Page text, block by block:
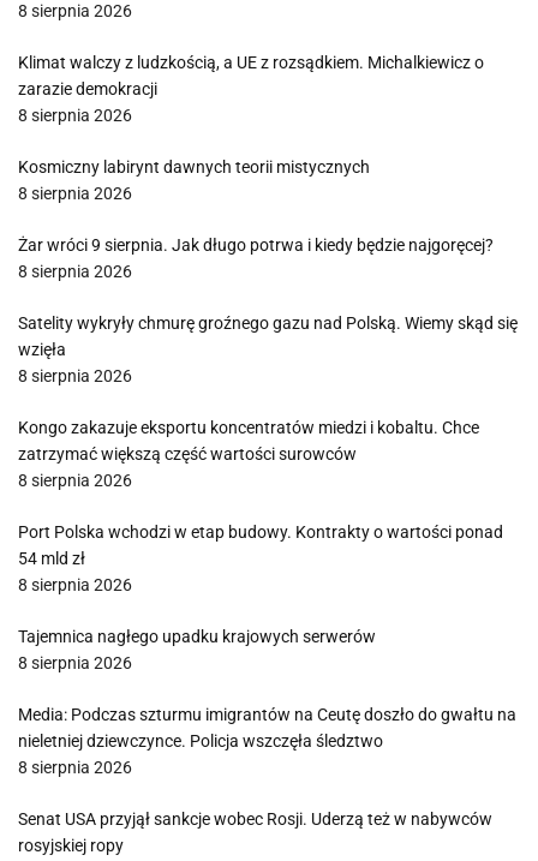
8 sierpnia 2026
Klimat walczy z ludzkością, a UE z rozsądkiem. Michalkiewicz o
zarazie demokracji
8 sierpnia 2026
Kosmiczny labirynt dawnych teorii mistycznych
8 sierpnia 2026
Żar wróci 9 sierpnia. Jak długo potrwa i kiedy będzie najgoręcej?
8 sierpnia 2026
Satelity wykryły chmurę groźnego gazu nad Polską. Wiemy skąd się
wzięła
8 sierpnia 2026
Kongo zakazuje eksportu koncentratów miedzi i kobaltu. Chce
zatrzymać większą część wartości surowców
8 sierpnia 2026
Port Polska wchodzi w etap budowy. Kontrakty o wartości ponad
54 mld zł
8 sierpnia 2026
Tajemnica nagłego upadku krajowych serwerów
8 sierpnia 2026
Media: Podczas szturmu imigrantów na Ceutę doszło do gwałtu na
nieletniej dziewczynce. Policja wszczęła śledztwo
8 sierpnia 2026
Senat USA przyjął sankcje wobec Rosji. Uderzą też w nabywców
rosyjskiej ropy